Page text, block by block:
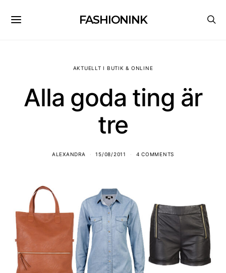
FASHIONINK
AKTUELLT I BUTIK & ONLINE
Alla goda ting är
tre
ALEXANDRA 15/08/2011 4 COMMENTS